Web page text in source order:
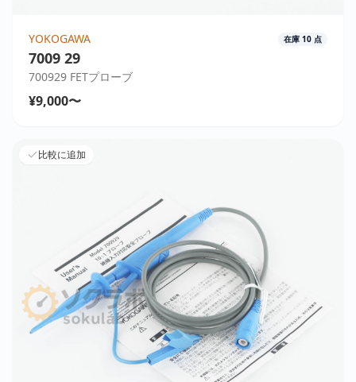
YOKOGAWA 在庫 10 点
7009 29
700929 FETプローブ
¥9,000〜
比較に追加